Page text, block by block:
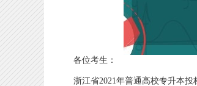
各位考生：
浙江省2021年普通高校专升本投